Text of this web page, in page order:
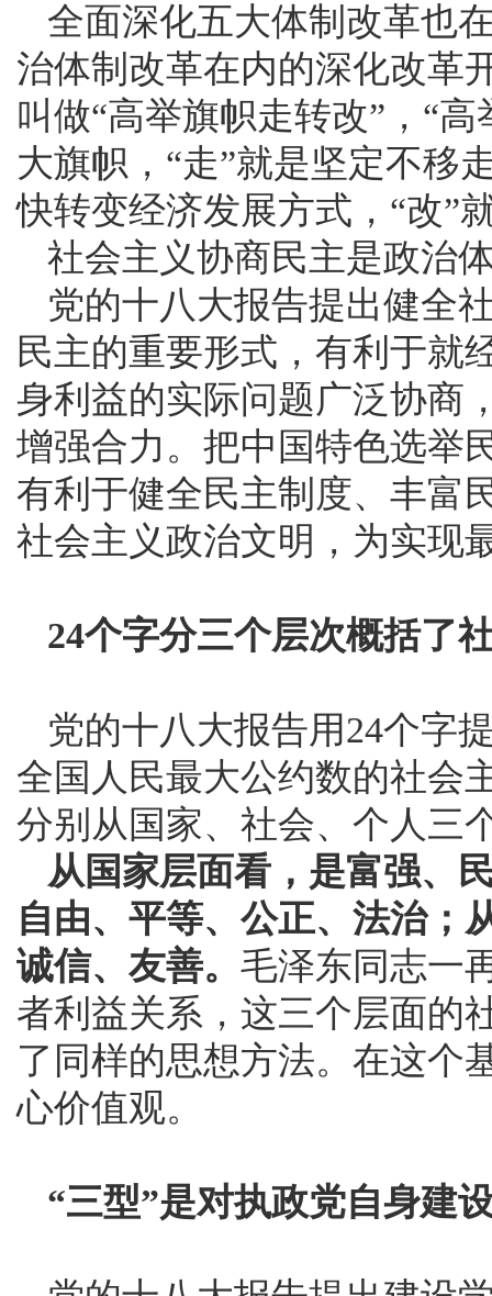
全面深化五大体制改革也
治体制改革在内的深化改革
叫做“高举旗帜走转改”，“
大旗帜，“走”就是坚定不移
快转变经济发展方式，“改”
社会主义协商民主是政治
党的十八大报告提出健全
民主的重要形式，有利于就
身利益的实际问题广泛协商
增强合力。把中国特色选举
有利于健全民主制度、丰富
社会主义政治文明，为实现
24个字分三个层次概括了
党的十八大报告用24个字
全国人民最大公约数的社会
分别从国家、社会、个人三
从国家层面看，是富强、
自由、平等、公正、法治；
诚信、友善。 毛泽东同志一
者利益关系，这三个层面的
了同样的思想方法。在这个
心价值观。
“三型”是对执政党自身建